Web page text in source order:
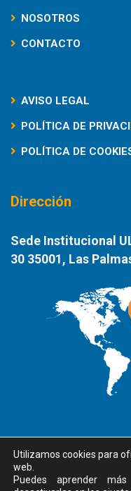
NOSOTROS
CONTACTO
AVISO LEGAL
POLÍTICA DE
POLÍTICA DE
Dirección
Sede Institucional
30 35001, Las
©Universidad de
Utilizamos cookies para
web.
Puedes aprender